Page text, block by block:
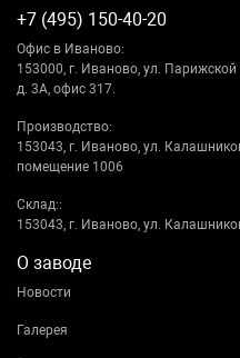
+7 (495) 150-40-20
Офис в Иваново:
153000, г. Иваново, ул.
д. 3А, офис 317.
Производство:
153043, г. Иваново, ул.
помещение 1006
Склад::
153043, г. Иваново, ул.
О заводе
Новости
Галерея